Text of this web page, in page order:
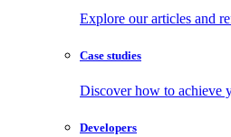
Explore our articles and
Case studies
Discover how to achieve
Developers